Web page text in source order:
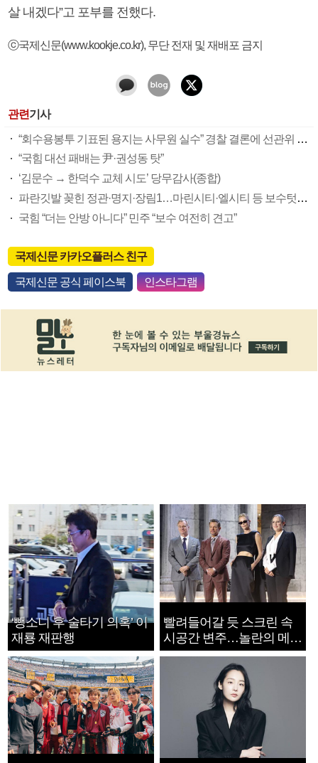
살 내겠다”고 포부를 전했다.
ⓒ국제신문(www.kookje.co.kr), 무단 전재 및 재배포 금지
관련기사
“회수용봉투 기표된 용지는 사무원 실수” 경찰 결론에 선관위 부실 투표관리 도마(종합)
“국힘 대선 패배는 尹·권성동 탓”
‘김문수 → 한덕수 교체 시도’ 당무감사(종합)
파란깃발 꽂힌 정관·명지·장림1…마린시티·엘시티 등 보수텃밭도 미세변화 감지
국힘 “더는 안방 아니다” 민주 “보수 여전히 견고”
국제신문 카카오플러스 친구
국제신문 공식 페이스북 인스타그램
‘뺑소니 후 술타기 의혹’ 이
재룡 재판행
빨려들어갈 듯 스크린 속
시공간 변주…놀란의 메시
지는 ‘전쟁 속죄’